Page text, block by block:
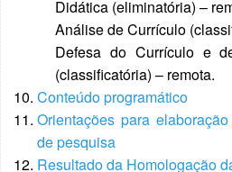
Didática (eliminatória) –
Análise de Currículo
Defesa do Currículo e
(classificatória) – remota.
Conteúdo programático
Orientações para
de pesquisa
Resultado da Homologação